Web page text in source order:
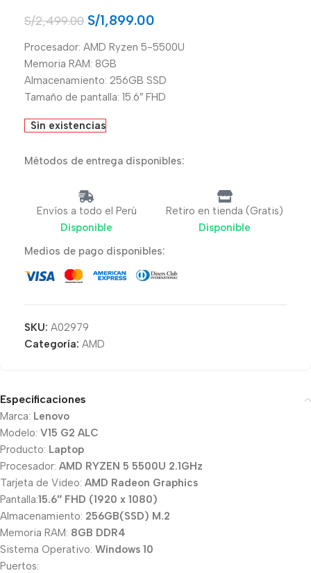
S/2,499.00 S/1,899.00
Procesador: AMD Ryzen 5-5500U
Memoria RAM: 8GB
Almacenamiento: 256GB SSD
Tamaño de pantalla: 15.6″ FHD
Sin existencias
Métodos de entrega disponibles:
Envíos a todo el Perú
Disponible
Retiro en tienda (Gratis)
Disponible
Medios de pago disponibles:
SKU: A02979
Categoría: AMD
Especificaciones
Marca: Lenovo
Modelo: V15 G2 ALC
Producto: Laptop
Procesador: AMD RYZEN 5 5500U 2.1GHz
Tarjeta de Video: AMD Radeon Graphics
Pantalla:15.6″ FHD (1920 x 1080)
Almacenamiento: 256GB(SSD) M.2
Memoria RAM: 8GB DDR4
Sistema Operativo: Windows 10
Puertos: